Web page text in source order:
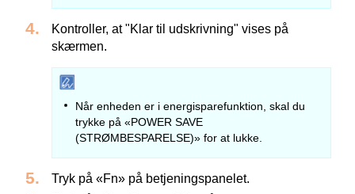
Kontroller, at "Klar til udskrivning" vises på
skærmen.
Når enheden er i energisparefunktion, skal du
trykke på «POWER SAVE
(STRØMBESPARELSE)» for at lukke.
Tryk på «Fn» på betjeningspanelet.